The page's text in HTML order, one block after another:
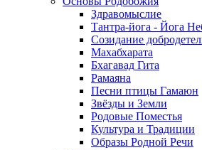
Здравомыслие
Тантра-йога - Йога
Созидание
Махабхарата
Бхагавад Гита
Рамаяна
Песни птицы Гамаюн
Звёзды и Земли
Родовые Поместья
Культура и Традиции
Образы Родной Речи